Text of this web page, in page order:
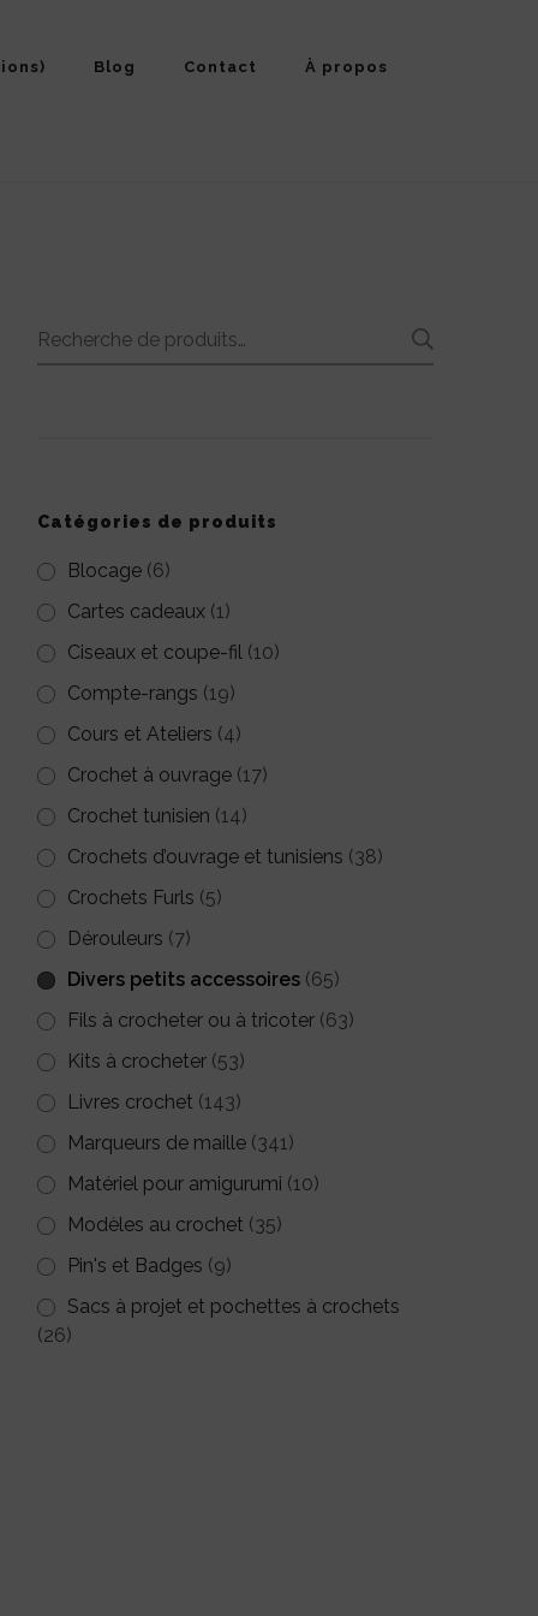
Blog Contact À propos
Recherche
Catégories de produits
Blocage (6)
Cartes cadeaux (1)
Ciseaux et coupe-fil (10)
Compte-rangs (19)
Cours et Ateliers (4)
Crochet à ouvrage (17)
Crochet tunisien (14)
Crochets d’ouvrage et tunisiens (38)
Crochets Furls (5)
Dérouleurs (7)
Divers petits accessoires (65)
Fils à crocheter ou à tricoter (63)
Kits à crocheter (53)
Livres crochet (143)
Marqueurs de maille (341)
Matériel pour amigurumi (10)
Modèles au crochet (35)
Pin's et Badges (9)
Sacs à projet et pochettes à crochets
(26)